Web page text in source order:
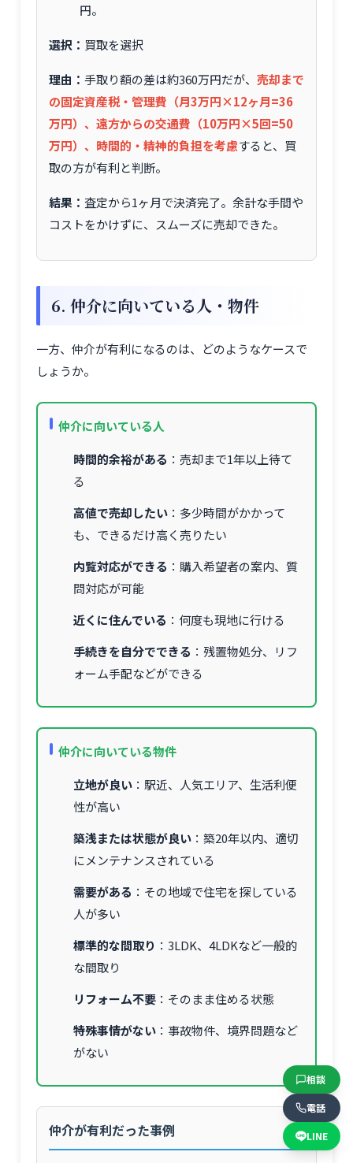
相談
電話
LINE
円。
選択： 買取を選択
理由： 手取り額の差は約360万円だが、 売却まで
の固定資産税・管理費（月3万円×12ヶ月=36
万円）、遠方からの交通費（10万円×5回=50
万円）、時間的・精神的負担を考慮すると、買
取の方が有利と判断。
結果： 査定から1ヶ月で決済完了。余計な手間や
コストをかけずに、スムーズに売却できた。
6. 仲介に向いている人・物件
一方、仲介が有利になるのは、どのようなケースで
しょうか。
仲介に向いている人
時間的余裕がある ：売却まで1年以上待て
る
高値で売却したい ：多少時間がかかって
も、できるだけ高く売りたい
内覧対応ができる ：購入希望者の案内、質
問対応が可能
近くに住んでいる ：何度も現地に行ける
手続きを自分でできる ：残置物処分、リフ
ォーム手配などができる
仲介に向いている物件
立地が良い ：駅近、人気エリア、生活利便
性が高い
築浅または状態が良い ：築20年以内、適切
にメンテナンスされている
需要がある ：その地域で住宅を探している
人が多い
標準的な間取り ：3LDK、4LDKなど一般的
な間取り
リフォーム不要 ：そのまま住める状態
特殊事情がない ：事故物件、境界問題など
がない
仲介が有利だった事例